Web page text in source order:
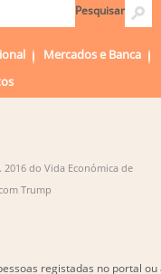
Pesquisar
Mercados e Banca
2016 do Vida Económica de
Trump
registadas no portal